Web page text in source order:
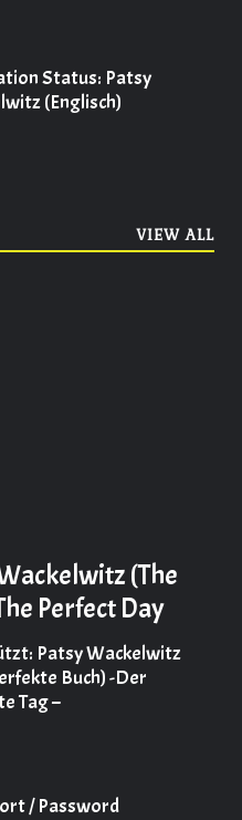
Status: Patsy
(Englisch)
VIEW ALL
(The
Perfect Day
Patsy Wackelwitz
Buch) -Der
Tag –
/ Password